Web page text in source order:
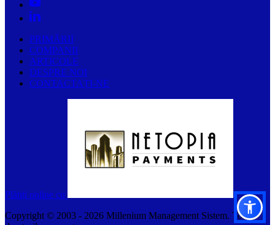
PRIMĂRII
COMPANII
ARTICOLE
DESPRE NOI
CONTACTAȚI-NE
Plătiți online cu
Copyright © 2003 - 2026 Millenium Management Sistem. Toate